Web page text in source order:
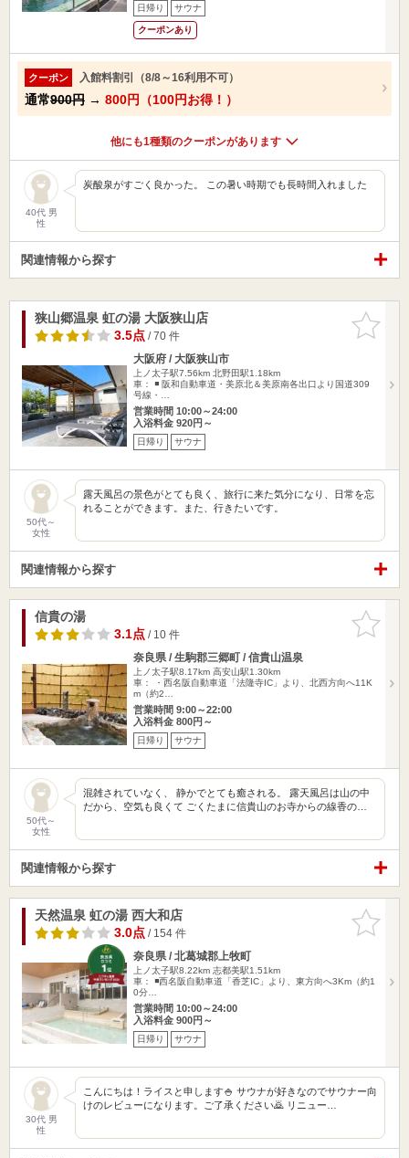
日帰り サウナ
クーポンあり
クーポン 入館料割引（8/8～16利用不可）
通常900円 → 800円（100円お得！）
他にも1種類のクーポンがあります
40代 男
性
炭酸泉がすごく良かった。 この暑い時期でも長時間入れました
関連情報から探す
お気に入
りに追加
狭山郷温泉 虹の湯 大阪狭山店
3.5点/ 70 件
大阪府 / 大阪狭山市
上ノ太子駅7.56km 北野田駅1.18km
車： ◾️ 阪和自動車道・美原北＆美原南各出口より国道309
号線・…
営業時間 10:00～24:00
入浴料金 920円～
日帰り サウナ
50代～
女性
露天風呂の景色がとても良く、旅行に来た気分になり、日常を忘
れることができます。また、行きたいです。
関連情報から探す
お気に入
りに追加
信貴の湯
3.1点/ 10 件
奈良県 / 生駒郡三郷町 / 信貴山温泉
上ノ太子駅8.17km 高安山駅1.30km
車： ・西名阪自動車道「法隆寺IC」より、北西方向へ11K
m（約2…
営業時間 9:00～22:00
入浴料金 800円～
日帰り サウナ
50代～
女性
混雑されていなく、 静かでとても癒される。 露天風呂は山の中
だから、空気も良くて ごくたまに信貴山のお寺からの線香の…
関連情報から探す
お気に入
りに追加
天然温泉 虹の湯 西大和店
3.0点/ 154 件
奈良県 / 北葛城郡上牧町
上ノ太子駅8.22km 志都美駅1.51km
車： ◾️西名阪自動車道「香芝IC」より、東方向へ3Km（約1
0分…
営業時間 10:00～24:00
入浴料金 900円～
日帰り サウナ
30代 男
性
こんにちは！ライスと申します🍚 サウナが好きなのでサウナー向
けのレビューになります。ご了承ください🙇 リニュー…